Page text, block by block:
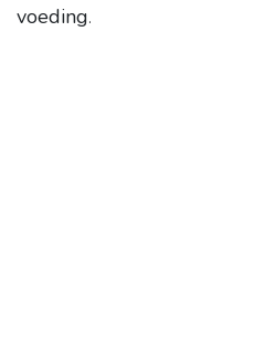
voeding.